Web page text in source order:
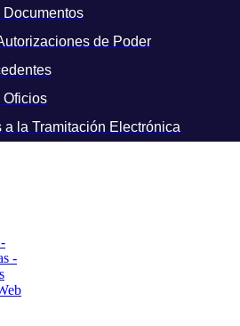
de Poder
Oficios
a la Tramitación Electrónica
-